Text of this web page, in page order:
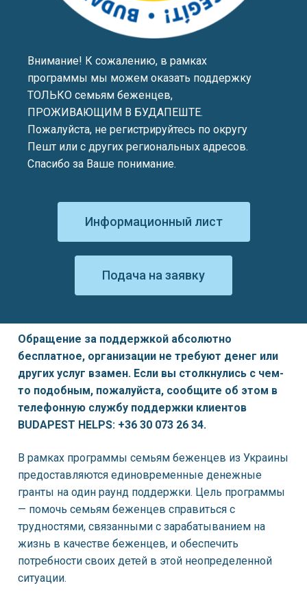
Внимание! К сожалению, в рамках
программы мы можем оказать поддержку
ТОЛЬКО семьям беженцев,
ПРОЖИВАЮЩИМ В БУДАПЕШТЕ.
Пожалуйста, не регистрируйтесь по округу
Пешт или с других региональных адресов.
Спасибо за Ваше понимание.
Информационный лист
Подача на заявку
Обращение за поддержкой абсолютно
бесплатное, организации не требуют денег или
других услуг взамен. Если вы столкнулись с чем-
то подобным, пожалуйста, сообщите об этом в
телефонную службу поддержки клиентов
BUDAPEST HELPS: +36 30 073 26 34.
В рамках программы семьям беженцев из Украины
предоставляются единовременные денежные
гранты на один раунд поддержки. Цель программы
— помочь семьям беженцев справиться с
трудностями, связанными с зарабатыванием на
жизнь в качестве беженцев, и обеспечить
потребности своих детей в этой неопределенной
ситуации.